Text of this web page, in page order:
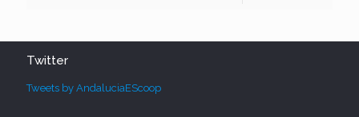
Twitter
Tweets by AndaluciaEScoop